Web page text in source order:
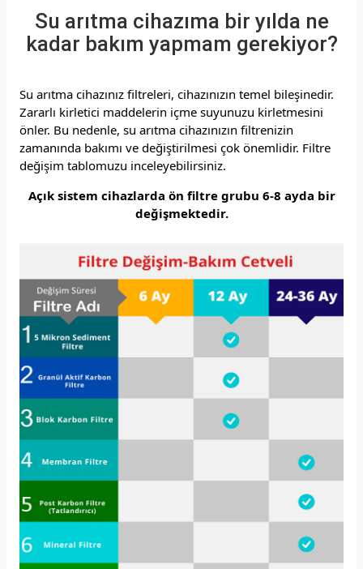
Su arıtma cihazıma bir yılda ne
kadar bakım yapmam gerekiyor?
Su arıtma cihazınız filtreleri, cihazınızın temel bileşinedir.
Zararlı kirletici maddelerin içme suyunuzu kirletmesini
önler. Bu nedenle, su arıtma cihazınızın filtrenizin
zamanında bakımı ve değiştirilmesi çok önemlidir. Filtre
değişim tablomuzu inceleyebilirsiniz.
Açık sistem cihazlarda ön filtre grubu 6-8 ayda bir
değişmektedir.